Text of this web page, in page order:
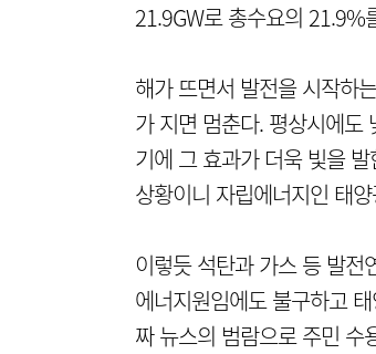
21.9GW로 총수요의 21.9%
해가 뜨면서 발전을 시작하
가 지면 멈춘다. 평상시에도
기에 그 효과가 더욱 빛을
상황이니 자립에너지인 태
이렇듯 석탄과 가스 등 발전
에너지원임에도 불구하고
짜 뉴스의 범람으로 주민 수